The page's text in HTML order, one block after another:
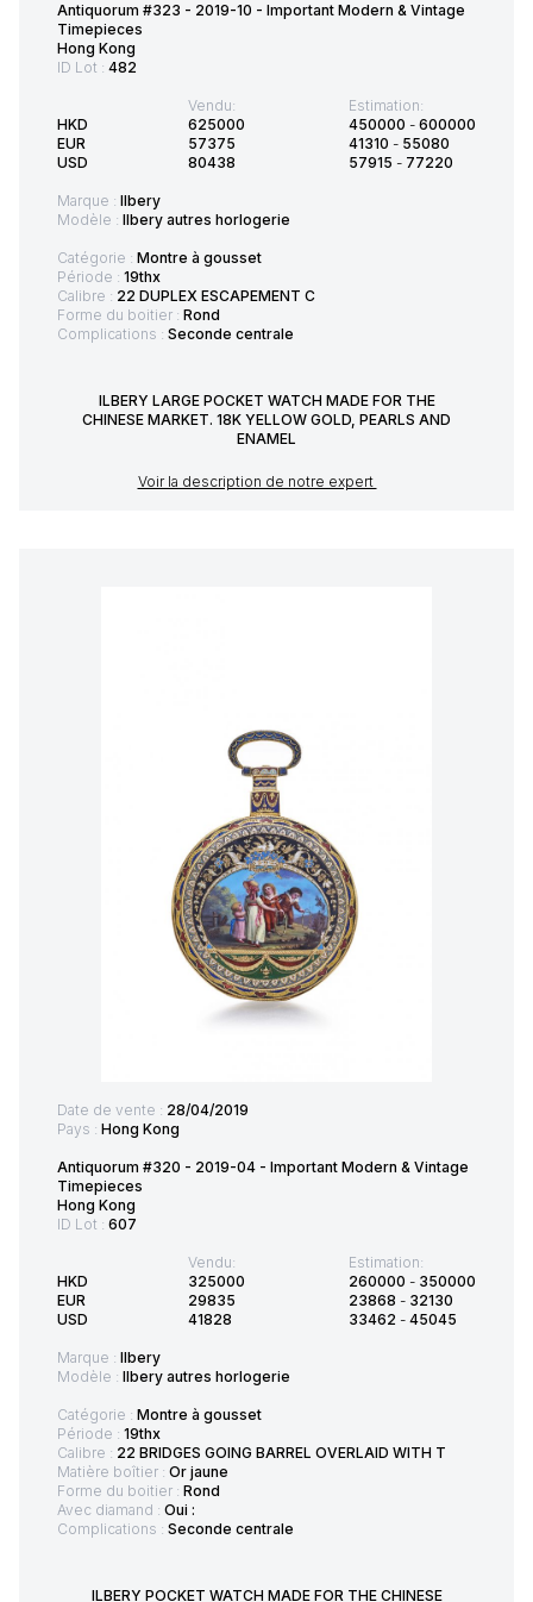
Antiquorum #323 - 2019-10 - Important Modern & Vintage
Timepieces
Hong Kong
ID Lot : 482
HKD
EUR
USD
Vendu:
625000
57375
80438
Estimation:
450000 - 600000
41310 - 55080
57915 - 77220
Marque : Ilbery
Modèle : Ilbery autres horlogerie
Catégorie : Montre à gousset
Période : 19thx
Calibre : 22 DUPLEX ESCAPEMENT C
Forme du boitier : Rond
Complications : Seconde centrale
ILBERY LARGE POCKET WATCH MADE FOR THE
CHINESE MARKET. 18K YELLOW GOLD, PEARLS AND
ENAMEL
Voir la description de notre expert
Date de vente : 28/04/2019
Pays : Hong Kong
Antiquorum #320 - 2019-04 - Important Modern & Vintage
Timepieces
Hong Kong
ID Lot : 607
HKD
EUR
USD
Vendu:
325000
29835
41828
Estimation:
260000 - 350000
23868 - 32130
33462 - 45045
Marque : Ilbery
Modèle : Ilbery autres horlogerie
Catégorie : Montre à gousset
Période : 19thx
Calibre : 22 BRIDGES GOING BARREL OVERLAID WITH T
Matière boîtier : Or jaune
Forme du boitier : Rond
Avec diamand : Oui :
Complications : Seconde centrale
ILBERY POCKET WATCH MADE FOR THE CHINESE